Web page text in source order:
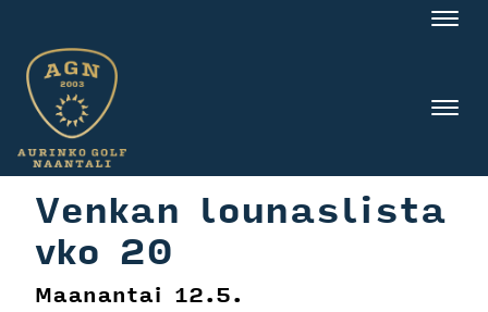
Venkan lounaslista
vko 20
Maanantai 12.5.